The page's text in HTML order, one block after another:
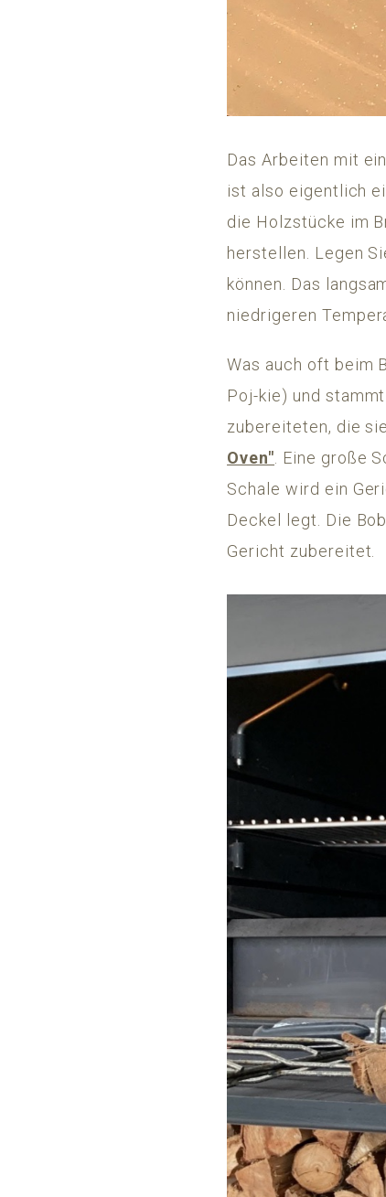
Das Arbeiten mit
ist also eigentlich
die Holzstücke im
herstellen. Legen
können. Das
niedrigeren
Was auch oft beim
Poj-kie) und
zubereiteten, die
Oven" . Eine große
Schale wird ein
Deckel legt. Die
Gericht zubereitet.